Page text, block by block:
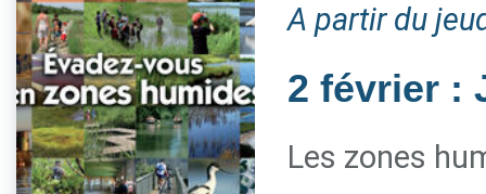
A partir du
2 février :
Les zones